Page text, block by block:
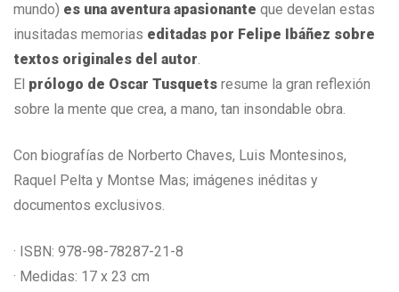
mundo) es una aventura apasionante que develan estas
inusitadas memorias editadas por Felipe Ibáñez sobre
textos originales del autor.
El prólogo de Oscar Tusquets resume la gran reflexión
sobre la mente que crea, a mano, tan insondable obra.
Con biografías de Norberto Chaves, Luis Montesinos,
Raquel Pelta y Montse Mas; imágenes inéditas y
documentos exclusivos.
· ISBN: 978-98-78287-21-8
· Medidas: 17 x 23 cm